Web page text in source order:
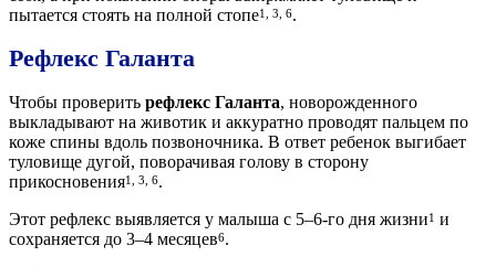
пытается стоять на полной стопе1, 3, 6.
Рефлекс Галанта
Чтобы проверить рефлекс Галанта, новорожденного
выкладывают на животик и аккуратно проводят пальцем по
коже спины вдоль позвоночника. В ответ ребенок выгибает
туловище дугой, поворачивая голову в сторону
прикосновения1, 3, 6.
Этот рефлекс выявляется у малыша с 5–6-го дня жизни1 и
сохраняется до 3–4 месяцев6.